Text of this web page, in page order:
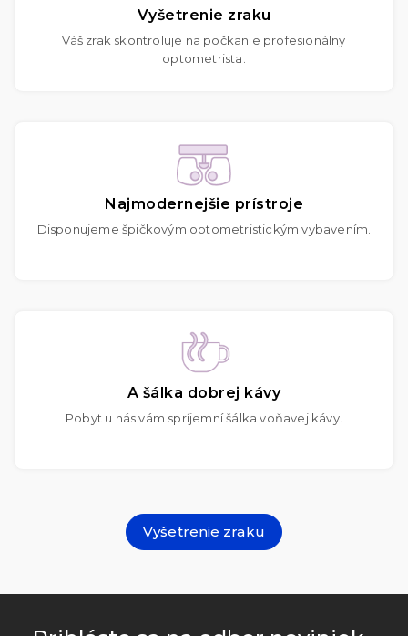
Vyšetrenie zraku
Váš zrak skontroluje na počkanie profesionálny
optometrista.
Najmodernejšie prístroje
Disponujeme špičkovým optometristickým vybavením.
A šálka dobrej kávy
Pobyt u nás vám spríjemní šálka voňavej kávy.
Vyšetrenie zraku